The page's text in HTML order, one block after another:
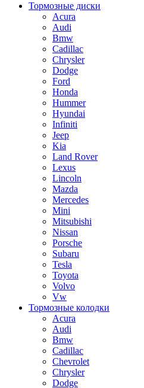
Тормозные диски
Acura
Audi
Bmw
Cadillac
Chrysler
Dodge
Ford
Honda
Hummer
Hyundai
Infiniti
Jeep
Kia
Land Rover
Lexus
Lincoln
Mazda
Mercedes
Mini
Mitsubishi
Nissan
Porsche
Subaru
Tesla
Toyota
Volvo
Vw
Тормозные колодки
Acura
Audi
Bmw
Cadillac
Chevrolet
Chrysler
Dodge